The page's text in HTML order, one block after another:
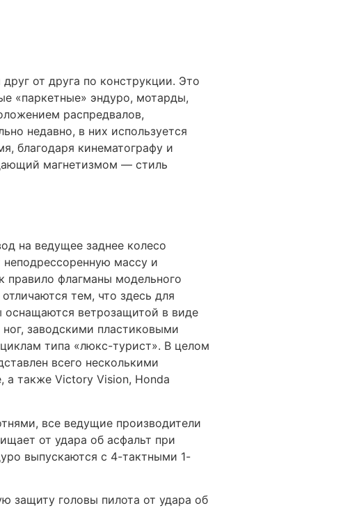
от друга по конструкции. Это
«паркетные» эндуро, мотарды,
распредвалов,
недавно, в них используется
благодаря кинематографу и
магнетизмом — стиль
на ведущее заднее колесо
массу и
правило флагманы модельного
тем, что здесь для
ветрозащитой в виде
заводскими пластиковыми
типа «люкс-турист». В целом
всего несколькими
а также Victory Vision, Honda
все ведущие производители
от удара об асфальт при
выпускаются с 4-тактными 1-
защиту головы пилота от удара об